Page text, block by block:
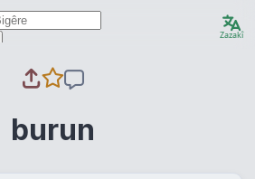
Zazakî
burun